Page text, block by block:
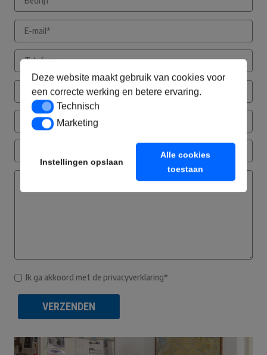
Deze website maakt gebruik van cookies voor
een correcte werking en betere ervaring.
TechnischTechnisch
MarketingMarketing
Instellingen opslaan
Alle cookies
toestaan
Ik ga akkoord met de privacyverklaring*
VERZENDEN